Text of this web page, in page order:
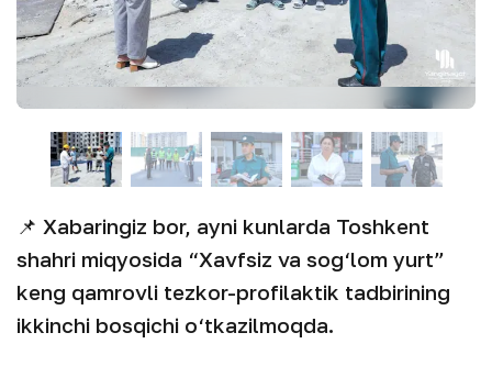
📌 Xabaringiz bor, ayni kunlarda Toshkent
shahri miqyosida “Xavfsiz va sog‘lom yurt”
keng qamrovli tezkor-profilaktik tadbirining
ikkinchi bosqichi o‘tkazilmoqda.